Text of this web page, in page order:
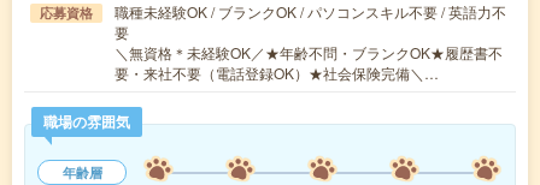
応募資格
職種未経験OK / ブランクOK / パソコンスキル不要 / 英語力不
要
＼無資格＊未経験OK／★年齢不問・ブランクOK★履歴書不
要・来社不要（電話登録OK）★社会保険完備＼…
職場の雰囲気
年齢層